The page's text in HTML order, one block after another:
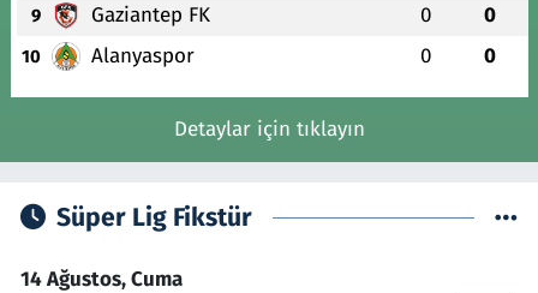
9 Gaziantep FK 0 0
10 Alanyaspor 0 0
Detaylar için tıklayın
Süper Lig Fikstür
14 Ağustos, Cuma